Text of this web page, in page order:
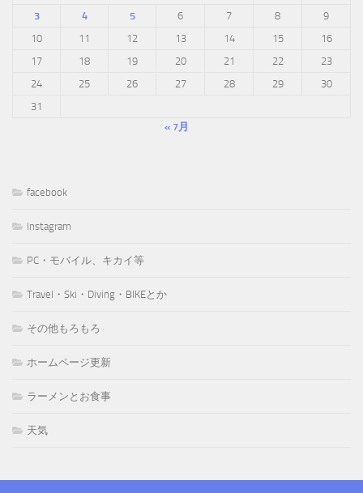
3
4 5 6 7 8
9
10
11 12 13 14 15
16
17
18 19 20 21 22
23
24
25 26 27 28 29
30
31
« 7月
facebook
Instagram
PC・モバイル、キカイ等
Travel・Ski・Diving・BIKEとか
その他もろもろ
ホームページ更新
ラーメンとお食事
天気